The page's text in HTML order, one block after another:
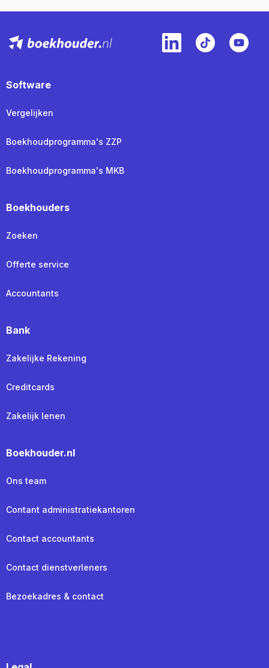
Software
Vergelijken
Boekhoudprogramma's ZZP
Boekhoudprogramma's MKB
Boekhouders
Zoeken
Offerte service
Accountants
Bank
Zakelijke Rekening
Creditcards
Zakelijk lenen
Boekhouder.nl
Ons team
Contant administratiekantoren
Contact accountants
Contact dienstverleners
Bezoekadres & contact